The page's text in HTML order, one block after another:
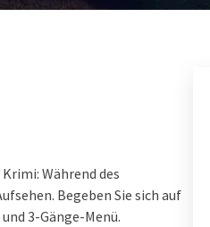
Während des
Begeben Sie sich auf
3-Gänge-Menü.